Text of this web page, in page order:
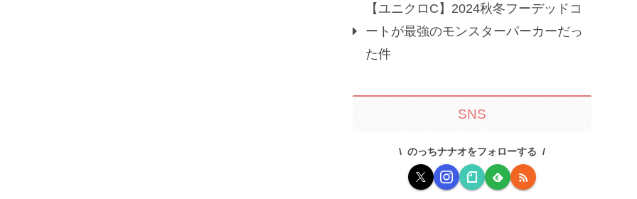
【ユニクロC】2024秋冬フーデッドコ
ートが最強のモンスターパーカーだっ
た件
SNS
のっちナナオをフォローする